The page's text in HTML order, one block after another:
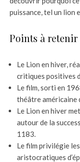
puissance, tel un lion
Points à retenir
Le Lion en hiver,
critiques positives
Le film, sorti en
théâtre américaine
Le Lion en hiver
autour de la
1183.
Le film privilégie
aristocratiques